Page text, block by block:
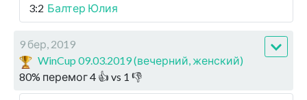
3:2 Балтер Юлия
9 бер, 2019
WinCup 09.03.2019 (вечерний, женский)
80% перемог4 👍 vs 1 👎